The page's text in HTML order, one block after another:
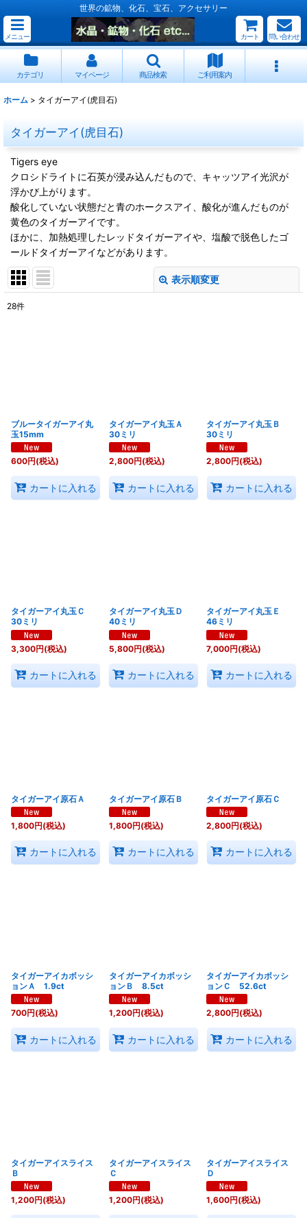
世界の鉱物、化石、宝石、アクセサリー
メニュー カート 問い合わせ
カテゴリ マイページ 商品検索 ご利用案内
ホーム > タイガーアイ(虎目石)
タイガーアイ(虎目石)
Tigers eye
クロシドライトに石英が浸み込んだもので、キャッツアイ光沢が
浮かび上がります。
酸化していない状態だと青のホークスアイ、酸化が進んだものが
黄色のタイガーアイです。
ほかに、加熱処理したレッドタイガーアイや、塩酸で脱色したゴ
ールドタイガーアイなどがあります。
表示順変更
28件
ブルータイガーアイ丸
玉15mm
600円(税込)
カートに入れる
タイガーアイ丸玉Ａ
30ミリ
2,800円(税込)
カートに入れる
タイガーアイ丸玉Ｂ
30ミリ
2,800円(税込)
カートに入れる
タイガーアイ丸玉Ｃ
30ミリ
3,300円(税込)
カートに入れる
タイガーアイ丸玉Ｄ
40ミリ
5,800円(税込)
カートに入れる
タイガーアイ丸玉Ｅ
46ミリ
7,000円(税込)
カートに入れる
タイガーアイ原石Ａ
1,800円(税込)
カートに入れる
タイガーアイ原石Ｂ
1,800円(税込)
カートに入れる
タイガーアイ原石Ｃ
2,800円(税込)
カートに入れる
タイガーアイカボッシ
ョンＡ 1.9ct
700円(税込)
カートに入れる
タイガーアイカボッシ
ョンＢ 8.5ct
1,200円(税込)
カートに入れる
タイガーアイカボッシ
ョンＣ 52.6ct
2,800円(税込)
カートに入れる
タイガーアイスライス
Ｂ
1,200円(税込)
タイガーアイスライス
Ｃ
1,200円(税込)
タイガーアイスライス
Ｄ
1,600円(税込)